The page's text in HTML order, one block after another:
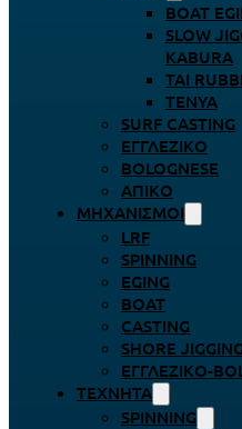
BOAT
SLOW
KABURA
TAI
TENYA
SURF CASTING
ΕΓΓΛΈΖΙΚΟ
BOLOGNESE
ΑΠΊΚΟ
ΜΗΧΑΝΙΣΜΟΊ
LRF
SPINNING
EGING
BOAT
CASTING
SHORE JIGGING
ΕΓΓΛΈΖΙΚΟ-
ΤΕΧΝΗΤΆ
SPINNING